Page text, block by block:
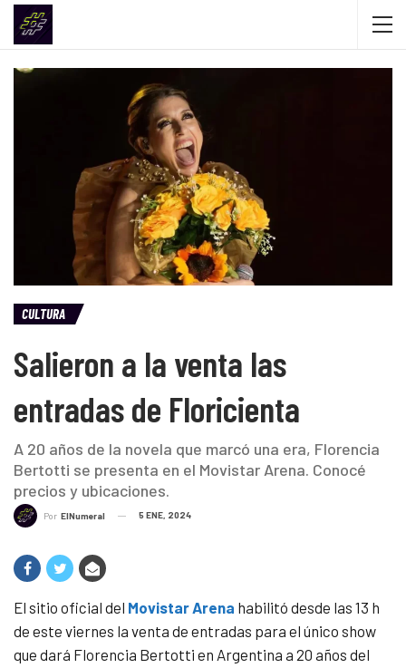
CULTURA
Salieron a la venta las
entradas de Floricienta
A 20 años de la novela que marcó una era, Florencia
Bertotti se presenta en el Movistar Arena. Conocé
precios y ubicaciones.
Por ElNumeral 5 ENE, 2024
El sitio oficial del Movistar Arena habilitó desde las 13 h
de este viernes la venta de entradas para el único show
que dará Florencia Bertotti en Argentina a 20 años del